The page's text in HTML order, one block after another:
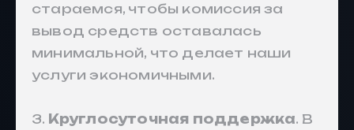
стараемся, чтобы комиссия за
вывод средств оставалась
минимальной, что делает наши
услуги экономичными.
3. Круглосуточная поддержка. В